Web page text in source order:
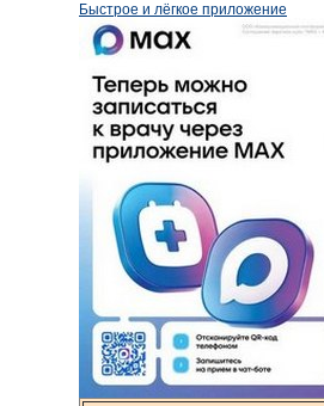
Быстрое и лёгкое приложение